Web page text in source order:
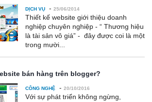
DỊCH VỤ - 25/06/2014
Thiết kế website giới thiệu doanh
nghiệp chuyên nghiệp - “ Thương hiệu
là tài sản vô giá” - đây được coi là một
trong mười...
bán hàng trên blogger?
CÔNG NGHỆ - 20/10/2016
Với sự phát triển không ngừng,